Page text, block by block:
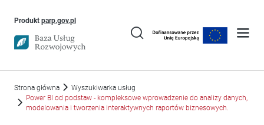
Produkt parp.gov.plUwaga, link otworzy się w nowym oknie
Strona główna
Wyszukiwarka usług
Power BI od podstaw - kompleksowe wprowadzenie do analizy danych,
modelowania i tworzenia interaktywnych raportów biznesowych.